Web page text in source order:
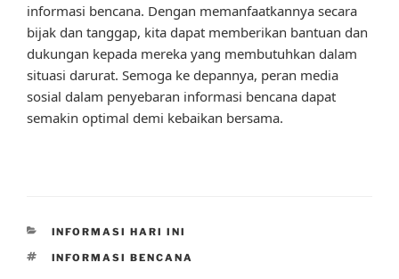
informasi bencana. Dengan memanfaatkannya secara
bijak dan tanggap, kita dapat memberikan bantuan dan
dukungan kepada mereka yang membutuhkan dalam
situasi darurat. Semoga ke depannya, peran media
sosial dalam penyebaran informasi bencana dapat
semakin optimal demi kebaikan bersama.
CATEGORIES
INFORMASI HARI INI
TAGS
INFORMASI BENCANA